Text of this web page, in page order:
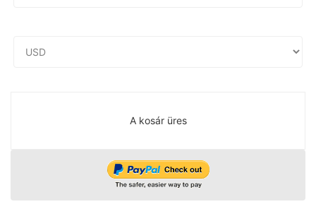
A kosár üres